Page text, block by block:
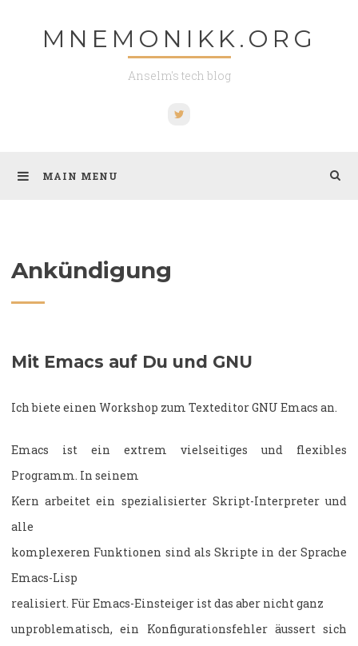
MNEMONIKK.ORG
Anselm's tech blog
Twitter
MAIN MENU
Ankündigung
Mit Emacs auf Du und GNU
Ich biete einen Workshop zum Texteditor GNU Emacs an.
Emacs ist ein extrem vielseitiges und flexibles
Programm. In seinem
Kern arbeitet ein spezialisierter Skript-Interpreter und
alle
komplexeren Funktionen sind als Skripte in der Sprache
Emacs-Lisp
realisiert. Für Emacs-Einsteiger ist das aber nicht ganz
unproblematisch, ein Konfigurationsfehler äussert sich